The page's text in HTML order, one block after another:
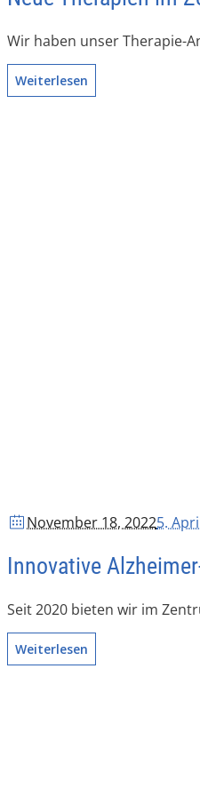
Wir haben unser Therapie-
Weiterlesen
November 18, 20225.
Innovative
Seit 2020 bieten wir im
Weiterlesen